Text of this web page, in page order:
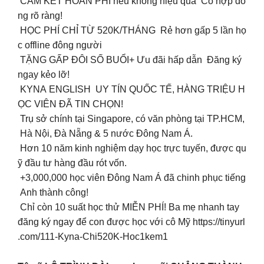
ng rõ ràng!
HỌC PHÍ CHỈ TỪ 520K/THÁNG Rẻ hơn gấp 5 lần họ
c offline đông người
TẶNG GẤP ĐÔI SỐ BUỔI+ Ưu đãi hấp dẫn Đăng ký
ngay kẻo lỡ!
KYNA ENGLISH UY TÍN QUỐC TẾ, HÀNG TRIỆU H
ỌC VIÊN ĐÃ TIN CHỌN!
Trụ sở chính tại Singapore, có văn phòng tại TP.HCM,
Hà Nội, Đà Nẵng & 5 nước Đông Nam Á.
Hơn 10 năm kinh nghiệm dạy học trực tuyến, được qu
ỹ đầu tư hàng đầu rót vốn.
+3,000,000 học viên Đông Nam Á đã chinh phục tiếng
Anh thành công!
Chỉ còn 10 suất học thử MIỄN PHÍ! Ba mẹ nhanh tay
đăng ký ngay để con được học với cô Mỹ https://tinyurl
.com/111-Kyna-Chi520K-Hoc1kem1